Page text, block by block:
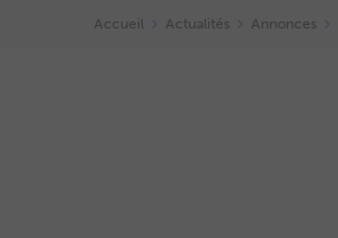
Accueil Actualités Annonces